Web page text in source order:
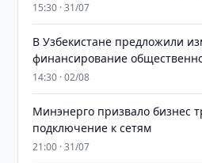
15:30 · 31/07
В Узбекистане предложили
финансирование
14:30 · 02/08
Минэнерго призвало бизнес
подключение к сетям
21:00 · 31/07